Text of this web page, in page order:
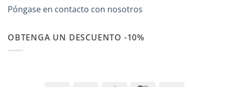
Póngase en contacto con nosotros
OBTENGA UN DESCUENTO -10%